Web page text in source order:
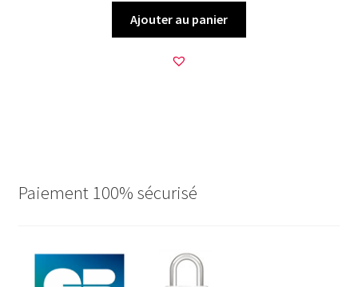
Ajouter au panier
Paiement 100% sécurisé